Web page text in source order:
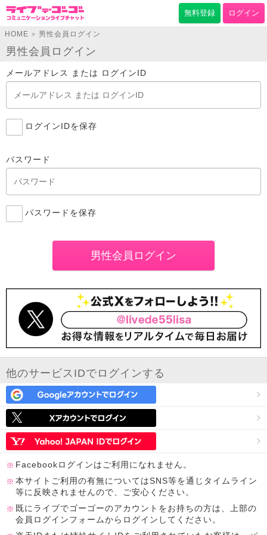
無料登録 ログイン
HOME > 男性会員ログイン
男性会員ログイン
メールアドレス または ログインID
ログインIDを保存
パスワード
パスワードを保存
他のサービスIDでログインする
Facebookログインはご利用になれません。
本サイトご利用の有無についてはSNS等を通じタイムライン
等に反映されませんので、ご安心ください。
既にライブでゴーゴーのアカウントをお持ちの方は、上部の
会員ログインフォームからログインしてください。